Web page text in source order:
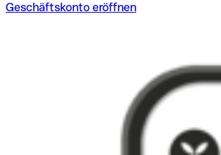
Geschäftskonto eröffnen